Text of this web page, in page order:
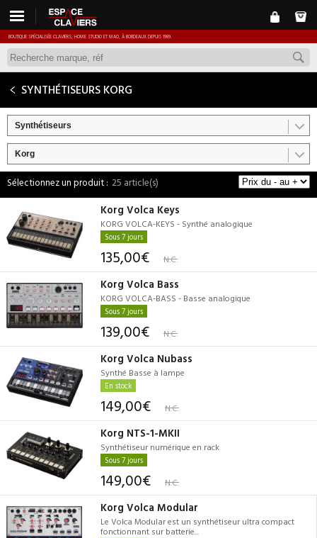
BOUTIQUE SPÉCIALISÉE CLAVIERS, HOME STUDIO ET MAO, À BORDEAUX DEPUIS 1989.
SYNTHÉTISEURS KORG
Synthétiseurs
Korg
25 article(s)
Korg Volca Keys
KORG VOLCA-KEYS - Synthé analogique
Sous 7 jours
135,00€ N.C.
Korg Volca Bass
KORG VOLCA-BASS - Basse analogique
Sous 7 jours
139,00€ N.C.
Korg Volca Nubass
Synthé Basse à lampe
En stock
149,00€ N.C.
Korg NTS-1-MKII
Synthétiseur numérique en rack
Sous 7 jours
149,00€ N.C.
Korg Volca Modular
Le Volca Modular est un synthétiseur ultra compact
fonctionnant sur batterie...